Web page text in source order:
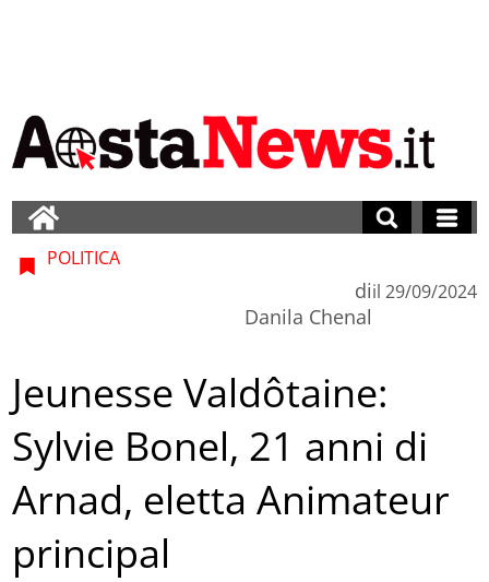
POLITICA
di
Danila Chenal
il 29/09/2024
Jeunesse Valdôtaine:
Sylvie Bonel, 21 anni di
Arnad, eletta Animateur
principal